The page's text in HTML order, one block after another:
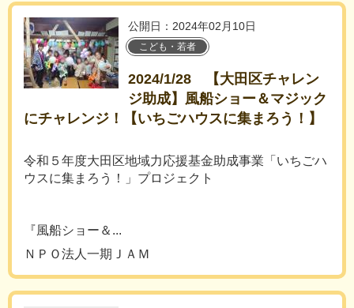
公開日：2024年02月10日
こども・若者
2024/1/28 【大田区チャレン
ジ助成】風船ショー＆マジック
にチャレンジ！【いちごハウスに集まろう！】
令和５年度大田区地域力応援基金助成事業「いちごハ
ウスに集まろう！」プロジェクト
『風船ショー＆...
ＮＰＯ法人一期ＪＡＭ